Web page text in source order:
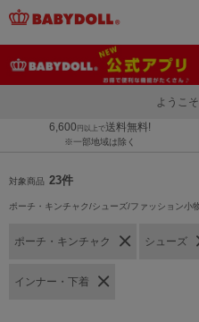
ようこ
6,600 円以上で送料無料!
※一部地域は除く
対象商品 23件
ポーチ・キンチャク/シューズ/ファッション小
ポーチ・キンチャク シューズ
インナー・下着